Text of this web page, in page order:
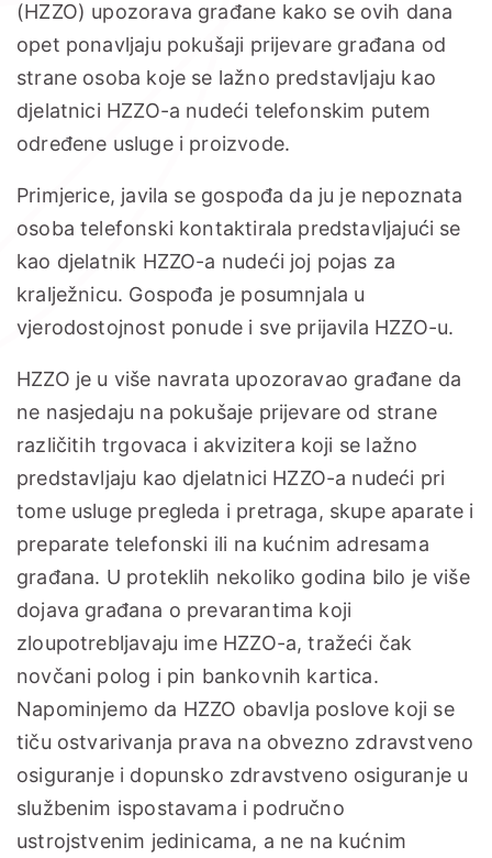
(HZZO) upozorava građane kako se ovih dana
opet ponavljaju pokušaji prijevare građana od
strane osoba koje se lažno predstavljaju kao
djelatnici HZZO-a nudeći telefonskim putem
određene usluge i proizvode.
Primjerice, javila se gospođa da ju je nepoznata
osoba telefonski kontaktirala predstavljajući se
kao djelatnik HZZO-a nudeći joj pojas za
kralježnicu. Gospođa je posumnjala u
vjerodostojnost ponude i sve prijavila HZZO-u.
HZZO je u više navrata upozoravao građane da
ne nasjedaju na pokušaje prijevare od strane
različitih trgovaca i akvizitera koji se lažno
predstavljaju kao djelatnici HZZO-a nudeći pri
tome usluge pregleda i pretraga, skupe aparate i
preparate telefonski ili na kućnim adresama
građana. U proteklih nekoliko godina bilo je više
dojava građana o prevarantima koji
zloupotrebljavaju ime HZZO-a, tražeći čak
novčani polog i pin bankovnih kartica.
Napominjemo da HZZO obavlja poslove koji se
tiču ostvarivanja prava na obvezno zdravstveno
osiguranje i dopunsko zdravstveno osiguranje u
službenim ispostavama i područno
ustrojstvenim jedinicama, a ne na kućnim